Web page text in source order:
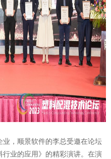
， 顺景软件的李总受邀在论坛
业的应用》的精彩演讲。在演